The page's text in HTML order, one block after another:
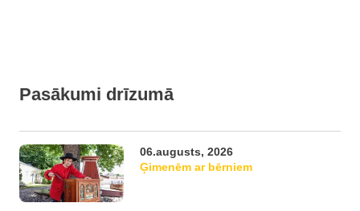
Pasākumi drīzumā
06.augusts, 2026
Ģimenēm ar bērniem